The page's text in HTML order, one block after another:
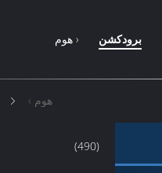
هوم › برودكشن
هوم ›
(490)